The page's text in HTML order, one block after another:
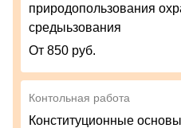
природопользования
средыьзования
От 850 руб.
Контольная работа
Конституционные